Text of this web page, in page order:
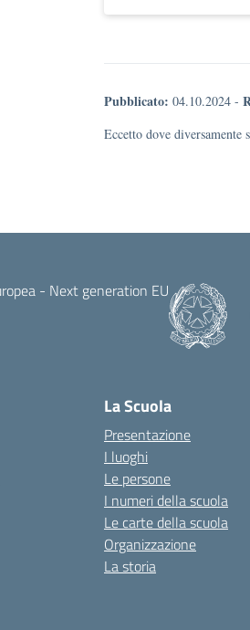
Pubblicato: 04.10.2024 -
Eccetto dove
La Scuola
Presentazione
I luoghi
Le persone
I numeri della scuola
Le carte della scuola
Organizzazione
La storia